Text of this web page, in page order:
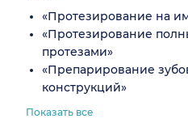
«Протезирование на
«Протезирование
протезами»
«Препарирование
конструкций»
Показать все